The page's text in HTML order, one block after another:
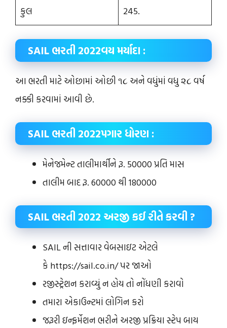
કુલ 245.
SAIL ભરતી 2022વય મર્યાદા :
આ ભરતી માટે ઓછામાં ઓછી ૧૮ અને વધુંમાં વધુ ૨૮ વર્ષ
નક્કી કરવામાં આવી છે.
SAIL ભરતી 2022પગાર ધોરણ :
મેનેજમેન્ટ તાલીમાર્થીને રૂ. 50000 પ્રતિ માસ
તાલીમ બાદ રૂ. 60000 થી 180000
SAIL ભરતી 2022 અરજી કઈ રીતે કરવી ?
SAIL ની સત્તાવાર વેબસાઇટ એટલે
કે https://sail.co.in/ પર જાઓ
રજીસ્ટ્રેશન કરાવ્યું ન હોય તો નોંધણી કરાવો
તમારા એકાઉન્ટમાં લોગિન કરો
જરૂરી ઇન્ફર્મેશન ભરીને અરજી પ્રક્રિયા સ્ટેપ બાય